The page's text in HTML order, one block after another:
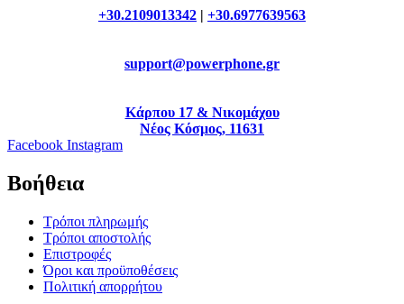
+30.2109013342 | +30.6977639563
support@powerphone.gr
Κάρπου 17 & Νικομάχου
Νέος Κόσμος, 11631
Facebook Instagram
Βοήθεια
Τρόποι πληρωμής
Τρόποι αποστολής
Επιστροφές
Όροι και προϋποθέσεις
Πολιτική απορρήτου